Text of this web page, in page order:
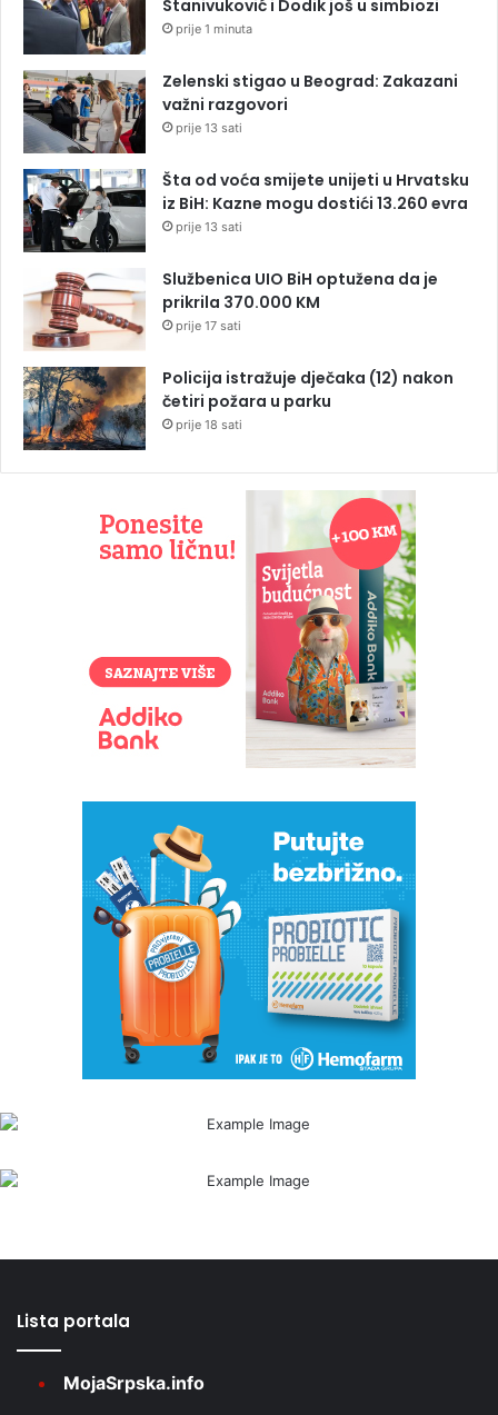
Stanivuković i Dodik još u simbiozi
prije 1 minuta
Zelenski stigao u Beograd: Zakazani
važni razgovori
prije 13 sati
Šta od voća smijete unijeti u Hrvatsku
iz BiH: Kazne mogu dostići 13.260 evra
prije 13 sati
Službenica UIO BiH optužena da je
prikrila 370.000 KM
prije 17 sati
Policija istražuje dječaka (12) nakon
četiri požara u parku
prije 18 sati
Lista portala
MojaSrpska.info